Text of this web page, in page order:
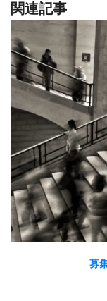
関連記事
募